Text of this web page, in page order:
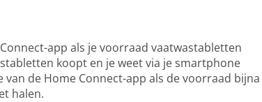
app als je voorraad vaatwastabletten
koopt en je weet via je smartphone
de Home Connect-app als de voorraad bijna
halen.